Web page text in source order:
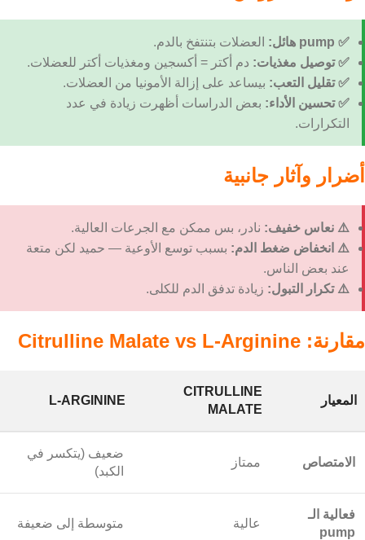
✅ pump هائل:
العضلات بتنتفخ بالدم.
✅ توصيل مغذيات: دم أكتر = أكسجين ومغذيات أكتر للعضلات.
✅ تقليل التعب: بيساعد على إزالة الأمونيا من العضلات.
✅ تحسين الأداء: بعض الدراسات أظهرت زيادة في عدد
التكرارات.
أضرار وآثار جانبية
⚠️ نعاس خفيف: نادر، بس ممكن مع الجرعات العالية.
⚠️ انخفاض ضغط الدم: بسبب توسع الأوعية — حميد لكن متعة
عند بعض الناس.
⚠️ تكرار التبول: زيادة تدفق الدم للكلى.
مقارنة: Citrulline Malate vs L-Arginine
المعيار
CITRULLINE
MALATE
L-ARGININE
الامتصاص ممتاز
ضعيف (يتكسر في
الكبد)
فعالية الـ
pump
عالية متوسطة إلى ضعيفة